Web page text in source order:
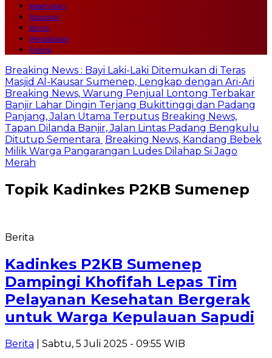
Kesehatan
Nasional
Bisnis
Pendidikan
Politik
Breaking News : Bayi Laki-Laki Ditemukan di Teras
Masjid Al-Kausar Sumenep, Lengkap dengan Ari-Ari
Breaking News, Warung Penjual Lontong Terbakar
Banjir Lahar Dingin Terjang Bukittinggi dan Padang
Panjang, Jalan Utama Terputus Breaking News,
Tapan Dilanda Banjir, Jalan Lintas Padang Bengkulu
Ditutup Sementara Breaking News, Kandang Bebek
Milik Warga Pangarangan Ludes Dilahap Si Jago
Merah
Topik Kadinkes P2KB Sumenep
Berita
Kadinkes P2KB Sumenep
Dampingi Khofifah Lepas Tim
Pelayanan Kesehatan Bergerak
untuk Warga Kepulauan Sapudi
Berita | Sabtu, 5 Juli 2025 - 09:55 WIB